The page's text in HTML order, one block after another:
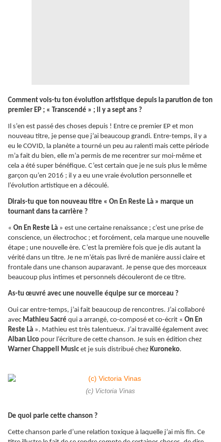
Comment vois-tu ton évolution artistique depuis la parution de ton
premier EP ; « Transcendé » ; il y a sept ans ?
Il s’en est passé des choses depuis ! Entre ce premier EP et mon
nouveau titre, je pense que j’ai beaucoup grandi. Entre-temps, il y a
eu le COVID, la planète a tourné un peu au ralenti mais cette période
m’a fait du bien, elle m’a permis de me recentrer sur moi-même et
cela a été super bénéfique. C’est certain que je ne suis plus le même
garçon qu’en 2016 ; il y a eu une vraie évolution personnelle et
l’évolution artistique en a découlé.
Dirais-tu que ton nouveau titre « On En Reste Là » marque un
tournant dans ta carrière ?
« On En Reste Là » est une certaine renaissance ; c’est une prise de
conscience, un électrochoc ; et forcément, cela marque une nouvelle
étape ; une nouvelle ère. C’est la première fois que je dis autant la
vérité dans un titre. Je ne m’étais pas livré de manière aussi claire et
frontale dans une chanson auparavant. Je pense que des morceaux
beaucoup plus intimes et personnels découleront de ce titre.
As-tu œuvré avec une nouvelle équipe sur ce morceau ?
Oui car entre-temps, j’ai fait beaucoup de rencontres. J’ai collaboré
avec Mathieu Sacré qui a arrangé, co-composé et co-écrit « On En
Reste Là ». Mathieu est très talentueux. J’ai travaillé également avec
Alban Lico pour l’écriture de cette chanson. Je suis en édition chez
Warner Chappell Music et je suis distribué chez Kuroneko.
(c) Victoria Vinas
De quoi parle cette chanson ?
Cette chanson parle d’une relation toxique à laquelle j’ai mis fin. Ce